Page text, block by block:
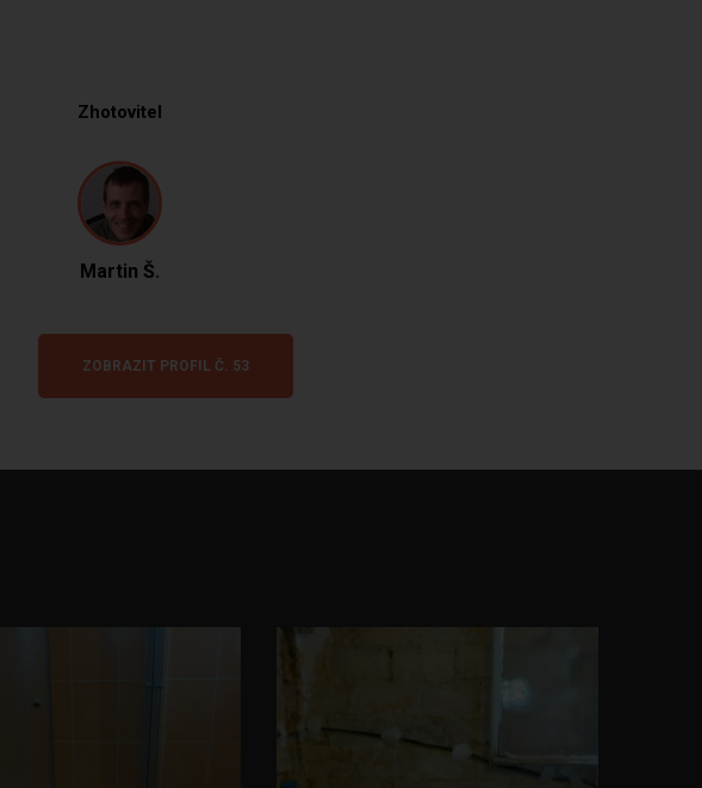
Zhotovitel
Martin Š.
ZOBRAZIT PROFIL Č. 53